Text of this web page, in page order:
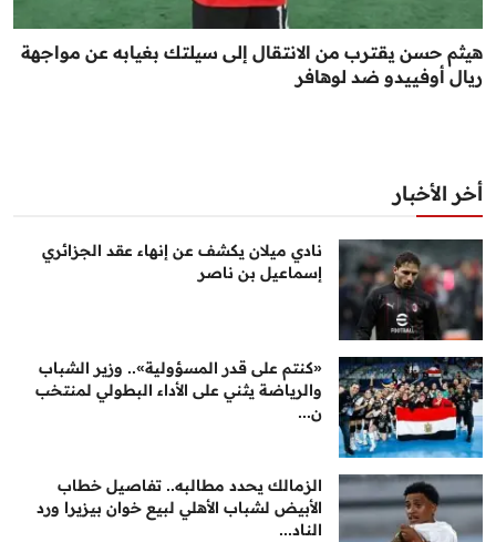
هيثم حسن يقترب من الانتقال إلى سيلتك بغيابه عن مواجهة
ريال أوفييدو ضد لوهافر
أخر الأخبار
نادي ميلان يكشف عن إنهاء عقد الجزائري
إسماعيل بن ناصر
«كنتم على قدر المسؤولية».. وزير الشباب
والرياضة يثني على الأداء البطولي لمنتخب
ن...
الزمالك يحدد مطالبه.. تفاصيل خطاب
الأبيض لشباب الأهلي لبيع خوان بيزيرا ورد
الناد...